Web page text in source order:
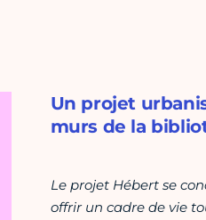
Un projet
murs de la
Le projet Hébert se
offrir un cadre de vie